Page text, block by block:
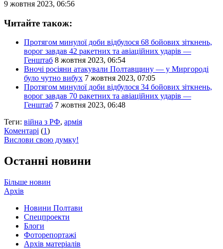
9 жовтня 2023, 06:56
Читайте також:
Протягом минулої доби відбулося 68 бойових зіткнень,
ворог завдав 42 ракетних та авіаційних ударів —
Генштаб 8 жовтня 2023, 06:54
Вночі росіяни атакували Полтавщину — у Миргороді
було чутно вибух 7 жовтня 2023, 07:05
Протягом минулої доби відбулося 34 бойових зіткнень,
ворог завдав 70 ракетних та авіаційних ударів —
Генштаб 7 жовтня 2023, 06:48
Теги: війна з РФ, армія
Коментарі (1)
Вислови свою думку!
Останні новини
Більше новин
Архів
Новини Полтави
Спецпроекти
Блоги
Фоторепортажі
Архів матеріалів